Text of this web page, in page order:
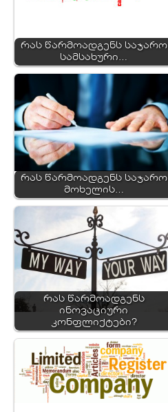
რას წარმოადგენს საჯარო
სამსახური…
რას წარმოადგენს საჯარო
მოხელის…
რას წარმოადგენს
ინოვაციური
კონფლიქტები?